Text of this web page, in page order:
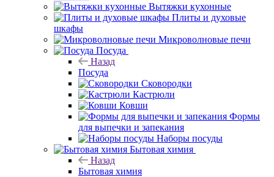
Вытяжки кухонные
Плиты и духовые
шкафы
Микроволновые печи
Посуда
Назад
Посуда
Сковородки
Кастрюли
Ковши
Формы
для выпечки и запекания
Наборы посуды
Бытовая химия
Назад
Бытовая химия